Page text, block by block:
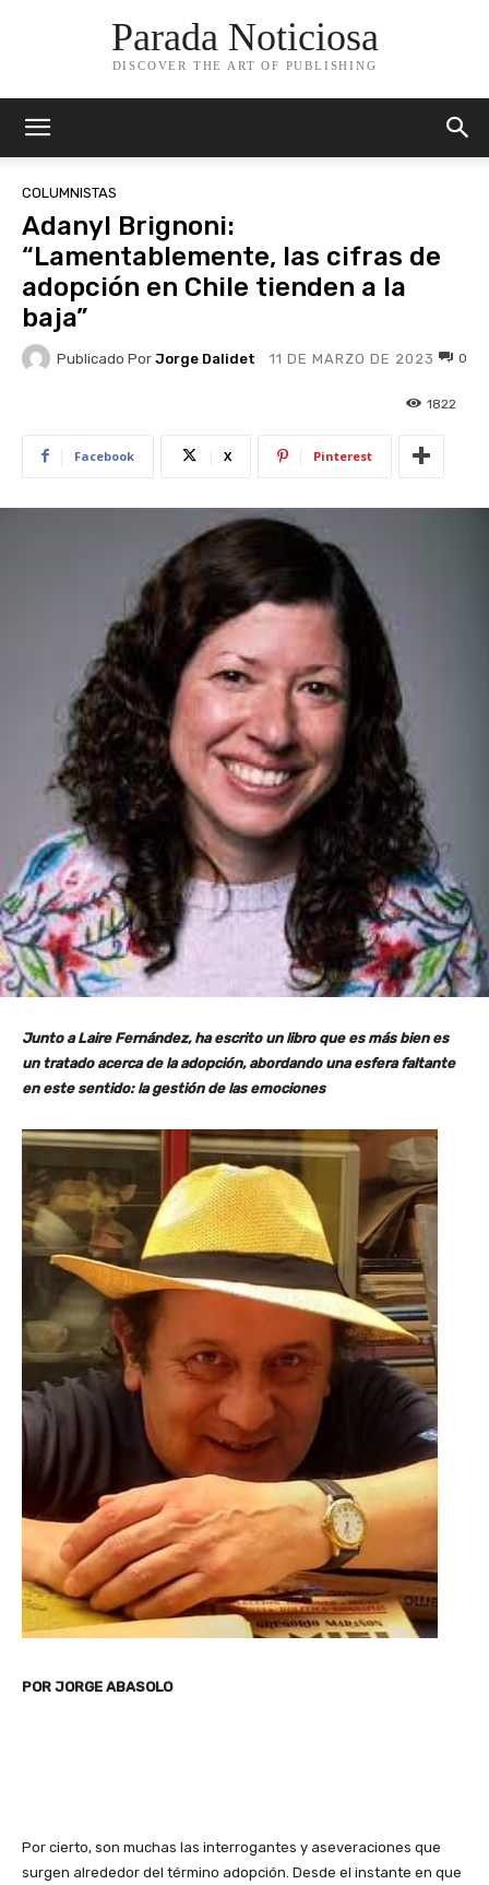
Parada Noticiosa
DISCOVER THE ART OF PUBLISHING
COLUMNISTAS
Adanyl Brignoni:
“Lamentablemente, las cifras de
adopción en Chile tienden a la
baja”
Publicado Por Jorge Dalidet 11 DE MARZO DE 2023 0
1822
Facebook X Pinterest
Junto a Laire Fernández, ha escrito un libro que es más bien es
un tratado acerca de la adopción, abordando una esfera faltante
en este sentido: la gestión de las emociones
POR JORGE ABASOLO
Por cierto, son muchas las interrogantes y aseveraciones que
surgen alrededor del término adopción. Desde el instante en que